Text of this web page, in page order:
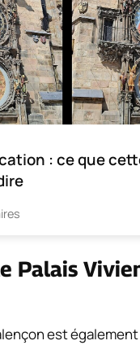
: ce que
Palais
est